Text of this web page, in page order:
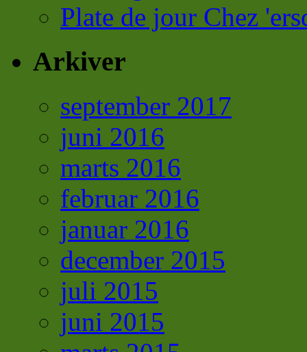
Plate de jour Chez
Arkiver
september 2017
juni 2016
marts 2016
februar 2016
januar 2016
december 2015
juli 2015
juni 2015